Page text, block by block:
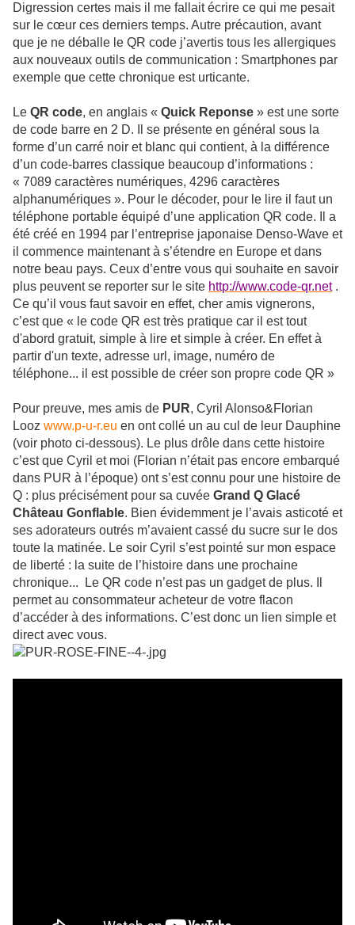
Digression certes mais il me fallait écrire ce qui me pesait
sur le cœur ces derniers temps. Autre précaution, avant
que je ne déballe le QR code j’avertis tous les allergiques
aux nouveaux outils de communication : Smartphones par
exemple que cette chronique est urticante.
Le QR code, en anglais « Quick Reponse » est une sorte
de code barre en 2 D. Il se présente en général sous la
forme d’un carré noir et blanc qui contient, à la différence
d’un code-barres classique beaucoup d’informations :
« 7089 caractères numériques, 4296 caractères
alphanumériques ». Pour le décoder, pour le lire il faut un
téléphone portable équipé d’une application QR code. Il a
été créé en 1994 par l’entreprise japonaise Denso-Wave et
il commence maintenant à s’étendre en Europe et dans
notre beau pays. Ceux d’entre vous qui souhaite en savoir
plus peuvent se reporter sur le site http://www.code-qr.net .
Ce qu’il vous faut savoir en effet, cher amis vignerons,
c’est que « le code QR est très pratique car il est tout
d'abord gratuit, simple à lire et simple à créer. En effet à
partir d'un texte, adresse url, image, numéro de
téléphone... il est possible de créer son propre code QR »
Pour preuve, mes amis de PUR, Cyril Alonso&Florian
Looz www.p-u-r.eu en ont collé un au cul de leur Dauphine
(voir photo ci-dessous). Le plus drôle dans cette histoire
c’est que Cyril et moi (Florian n’était pas encore embarqué
dans PUR à l’époque) ont s’est connu pour une histoire de
Q : plus précisément pour sa cuvée Grand Q Glacé
Château Gonflable. Bien évidemment je l’avais asticoté et
ses adorateurs outrés m’avaient cassé du sucre sur le dos
toute la matinée. Le soir Cyril s’est pointé sur mon espace
de liberté : la suite de l’histoire dans une prochaine
chronique... Le QR code n’est pas un gadget de plus. Il
permet au consommateur acheteur de votre flacon
d’accéder à des informations. C’est donc un lien simple et
direct avec vous.